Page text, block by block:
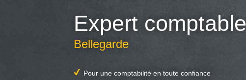
Expert comptable
Bellegarde
Pour une comptabilité en toute confiance